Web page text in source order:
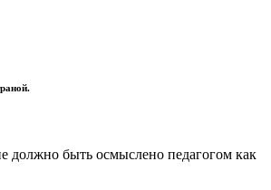
должно быть осмыслено педагогом как